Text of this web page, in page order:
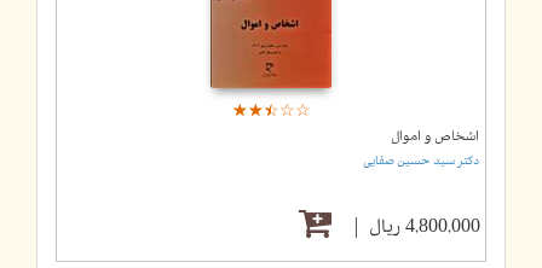
☆☆☆☆☆
★★★★★
اشخاص و اموال
دکتر سید حسین صفایی
4,800,000 ریال